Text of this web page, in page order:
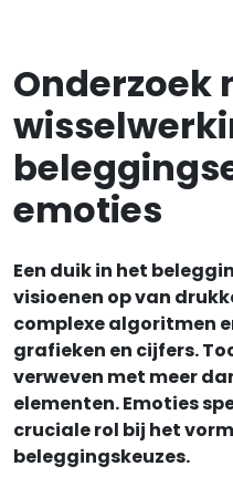
Onderzoek
emoties
Een duik in het
visioenen op van
complexe algoritmen
grafieken en cijfers.
verweven met meer
elementen. Emoties
cruciale rol bij het
beleggingskeuzes.